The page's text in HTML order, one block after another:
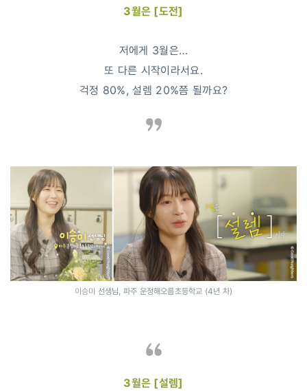
3월은 [도전]
저에게 3월은…
또 다른 시작이라서요.
걱정 80%, 설렘 20%쯤 될까요?
이승미 선생님, 파주 운정해오름초등학교 (4년 차)
3월은 [설렘]